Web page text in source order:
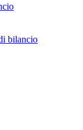
bilancio